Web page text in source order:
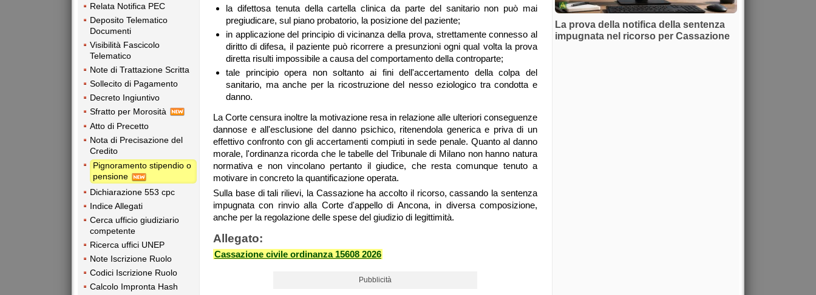
Relata Notifica PEC
Deposito Telematico
Documenti
Visibilità Fascicolo
Telematico
Note di Trattazione Scritta
Sollecito di Pagamento
Decreto Ingiuntivo
Sfratto per Morosità
Atto di Precetto
Nota di Precisazione del
Credito
Pignoramento stipendio o
pensione
Dichiarazione 553 cpc
Indice Allegati
Cerca ufficio giudiziario
competente
Ricerca uffici UNEP
Note Iscrizione Ruolo
Codici Iscrizione Ruolo
Calcolo Impronta Hash
la difettosa tenuta della cartella clinica da parte del sanitario non può mai
pregiudicare, sul piano probatorio, la posizione del paziente;
in applicazione del principio di vicinanza della prova, strettamente connesso al
diritto di difesa, il paziente può ricorrere a presunzioni ogni qual volta la prova
diretta risulti impossibile a causa del comportamento della controparte;
tale principio opera non soltanto ai fini dell'accertamento della colpa del
sanitario, ma anche per la ricostruzione del nesso eziologico tra condotta e
danno.
La Corte censura inoltre la motivazione resa in relazione alle ulteriori conseguenze
dannose e all'esclusione del danno psichico, ritenendola generica e priva di un
effettivo confronto con gli accertamenti compiuti in sede penale. Quanto al danno
morale, l'ordinanza ricorda che le tabelle del Tribunale di Milano non hanno natura
normativa e non vincolano pertanto il giudice, che resta comunque tenuto a
motivare in concreto la quantificazione operata.
Sulla base di tali rilievi, la Cassazione ha accolto il ricorso, cassando la sentenza
impugnata con rinvio alla Corte d'appello di Ancona, in diversa composizione,
anche per la regolazione delle spese del giudizio di legittimità.
Allegato:
Cassazione civile ordinanza 15608 2026
Pubblicità
La prova della notifica della sentenza
impugnata nel ricorso per Cassazione